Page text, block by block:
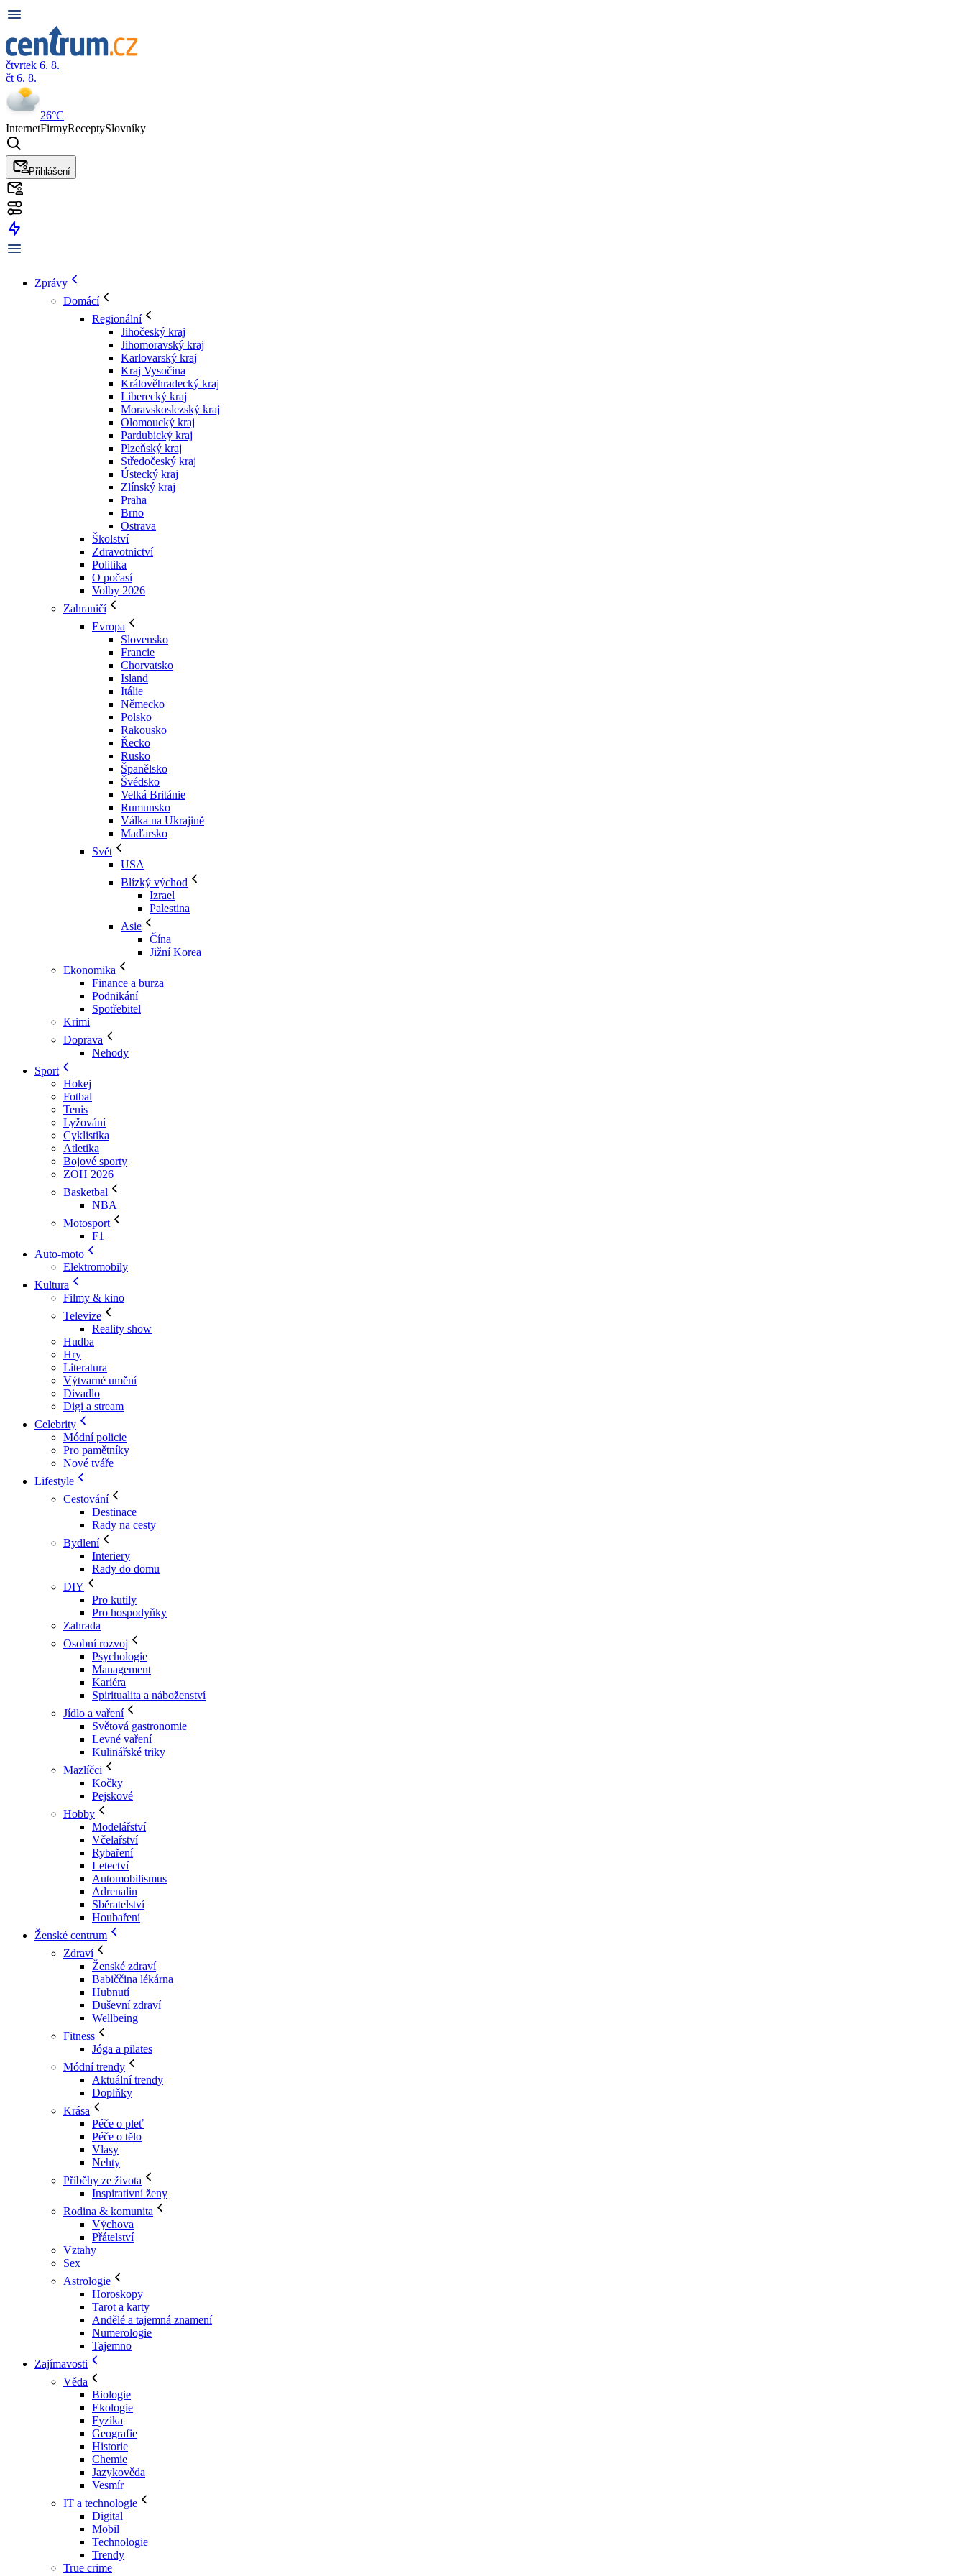
čtvrtek 6. 8.
čt 6. 8.
26°C
InternetFirmyReceptySlovníky
Přihlášení
Zprávy
Domácí
Regionální
Jihočeský kraj
Jihomoravský kraj
Karlovarský kraj
Kraj Vysočina
Králověhradecký kraj
Liberecký kraj
Moravskoslezský kraj
Olomoucký kraj
Pardubický kraj
Plzeňský kraj
Středočeský kraj
Ústecký kraj
Zlínský kraj
Praha
Brno
Ostrava
Školství
Zdravotnictví
Politika
O počasí
Volby 2026
Zahraničí
Evropa
Slovensko
Francie
Chorvatsko
Island
Itálie
Německo
Polsko
Rakousko
Řecko
Rusko
Španělsko
Švédsko
Velká Británie
Rumunsko
Válka na Ukrajině
Maďarsko
Svět
USA
Blízký východ
Izrael
Palestina
Asie
Čína
Jižní Korea
Ekonomika
Finance a burza
Podnikání
Spotřebitel
Krimi
Doprava
Nehody
Sport
Hokej
Fotbal
Tenis
Lyžování
Cyklistika
Atletika
Bojové sporty
ZOH 2026
Basketbal
NBA
Motosport
F1
Auto-moto
Elektromobily
Kultura
Filmy & kino
Televize
Reality show
Hudba
Hry
Literatura
Výtvarné umění
Divadlo
Digi a stream
Celebrity
Módní policie
Pro pamětníky
Nové tváře
Lifestyle
Cestování
Destinace
Rady na cesty
Bydlení
Interiery
Rady do domu
DIY
Pro kutily
Pro hospodyňky
Zahrada
Osobní rozvoj
Psychologie
Management
Kariéra
Spiritualita a náboženství
Jídlo a vaření
Světová gastronomie
Levné vaření
Kulinářské triky
Mazlíčci
Kočky
Pejskové
Hobby
Modelářství
Včelařství
Rybaření
Letectví
Automobilismus
Adrenalin
Sběratelství
Houbaření
Ženské centrum
Zdraví
Ženské zdraví
Babiččina lékárna
Hubnutí
Duševní zdraví
Wellbeing
Fitness
Jóga a pilates
Módní trendy
Aktuální trendy
Doplňky
Krása
Péče o pleť
Péče o tělo
Vlasy
Nehty
Příběhy ze života
Inspirativní ženy
Rodina & komunita
Výchova
Přátelství
Vztahy
Sex
Astrologie
Horoskopy
Tarot a karty
Andělé a tajemná znamení
Numerologie
Tajemno
Zajímavosti
Věda
Biologie
Ekologie
Fyzika
Geografie
Historie
Chemie
Jazykověda
Vesmír
IT a technologie
Digital
Mobil
Technologie
Trendy
True crime